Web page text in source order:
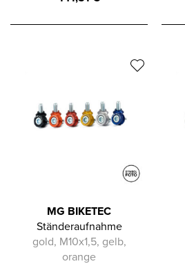
MG BIKETEC
Ständeraufnahme
gold, M10x1,5, gelb,
orange